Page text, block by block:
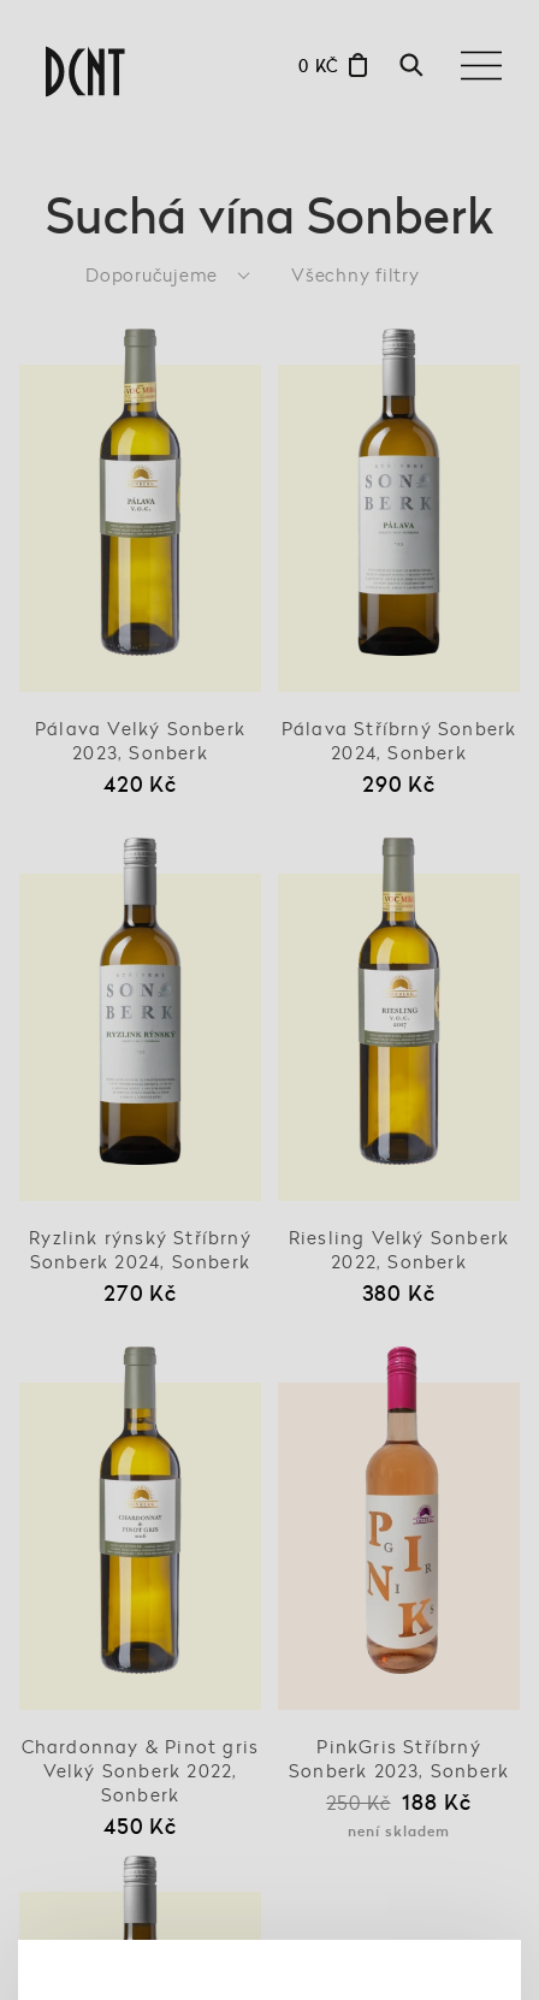
0 KČ
Suchá vína Sonberk
Doporučujeme Všechny filtry
Pálava Velký Sonberk
2023, Sonberk
420 Kč
Pálava Stříbrný Sonberk
2024, Sonberk
290 Kč
Ryzlink rýnský Stříbrný
Sonberk 2024, Sonberk
270 Kč
Riesling Velký Sonberk
2022, Sonberk
380 Kč
Chardonnay & Pinot gris
Velký Sonberk 2022,
Sonberk
450 Kč
PinkGris Stříbrný
Sonberk 2023, Sonberk
250 Kč 188 Kč
není skladem